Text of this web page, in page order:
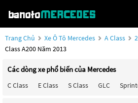
Trang Chủ Xe Ô Tô Mercedes A Class
Class A200 Năm 2013
Các dòng xe phổ biến của Mercedes
C Class E Class S Class GLC